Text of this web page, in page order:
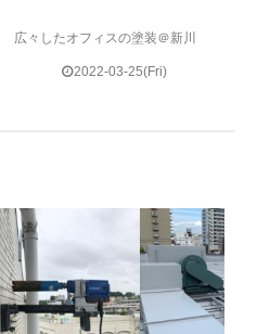
広々したオフィスの塗装＠新川
2022-03-25(Fri)